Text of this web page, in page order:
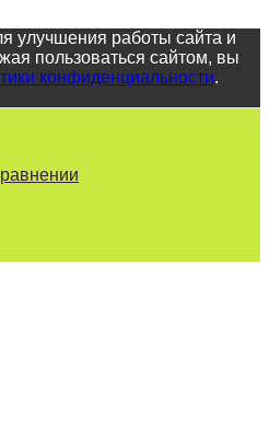
улучшения работы сайта и
пользоваться сайтом, вы
конфиденциальности.